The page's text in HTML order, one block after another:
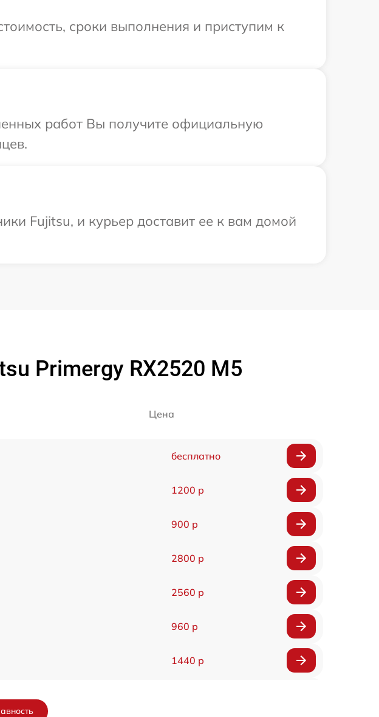
сроки выполнения и приступим к
работ Вы получите официальную
Fujitsu, и курьер доставит ее к вам домой
Primergy RX2520 M5
Цена
бесплатно
1200 р
900 р
2800 р
2560 р
960 р
1440 р